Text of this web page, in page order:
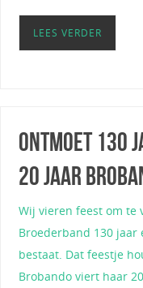
LEES VERDER
Ontmoet 130
20 jaar
Wij vieren feest om te
Broederband 130 jaar
bestaat. Dat feestje
Brobando viert haar